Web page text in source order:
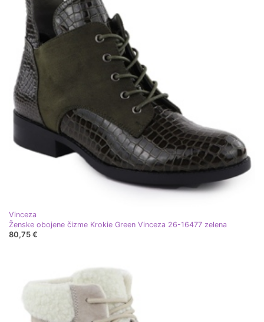
Vinceza
Ženske obojene čizme Krokie Green Vinceza 26-16477 zelena
80,75 €